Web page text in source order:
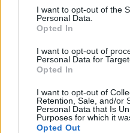
consent section.
I want to opt-out of the
Personal Data.
Opted In
I want to opt-out of
Personal Data for
Opted In
I want to opt-out of
Retention, Sale, and/or
Personal Data that Is
Purposes for which it
Opted Out
Continua a leggere